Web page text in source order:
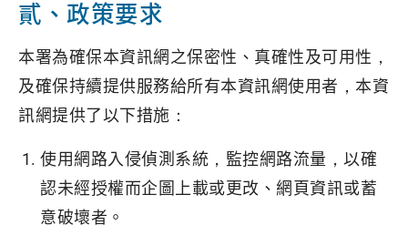
貳、政策要求
本署為確保本資訊網之保密性、真確性及可用性，
及確保持續提供服務給所有本資訊網使用者，本資
訊網提供了以下措施：
使用網路入侵偵測系統，監控網路流量，以確
認未經授權而企圖上載或更改、網頁資訊或蓄
意破壞者。